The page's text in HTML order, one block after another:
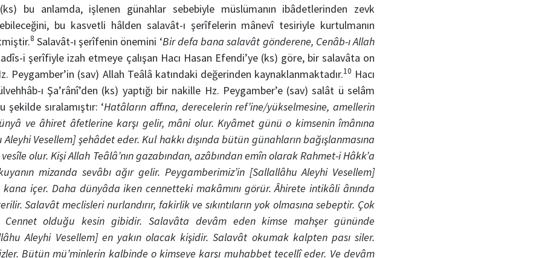
bu anlamda, işlenen günahlar sebebiyle müslümanın ibâdetlerinden zevk
bu kasvetli hâlden salavât-ı şerîfelerin mânevî tesiriyle kurtulmanın
8 Salavât-ı şerîfenin önemini ‘Bir defa bana salavât gönderene, Cenâb-ı Allah
i şerîfiyle izah etmeye çalışan Hacı Hasan Efendi’ye (ks) göre, bir salavâta on
Peygamber’in (sav) Allah Teâlâ katındaki değerinden kaynaklanmaktadır.10 Hacı
ı Şa’rânî’den (ks) yaptığı bir nakille Hz. Peygamber’e (sav) salât ü selâm
şekilde sıralamıştır: ‘Hatâların affına, derecelerin ref’ine/yükselmesine, amellerin
ve âhiret âfetlerine karşı gelir, mâni olur. Kıyâmet günü o kimsenin îmânına
Vesellem] şehâdet eder. Kul hakkı dışında bütün günahların bağışlanmasına
vesîle olur. Kişi Allah Teâlâ’nın gazabından, azâbından emîn olarak Rahmet-i Hâkk’a
mizanda sevâbı ağır gelir. Peygamberimiz’in [Sallallâhu Aleyhi Vesellem]
kana içer. Daha dünyâda iken cennetteki makâmını görür. Âhirete intikâli ânında
Salavât meclisleri nurlandırır, fakirlik ve sıkıntıların yok olmasına sebeptir. Çok
Cennet olduğu kesin gibidir. Salavâta devâm eden kimse mahşer gününde
Aleyhi Vesellem] en yakın olacak kişidir. Salavât okumak kalpten pası siler.
Bütün mü’minlerin kalbinde o kimseye karşı muhabbet tecellî eder. Ve devâm